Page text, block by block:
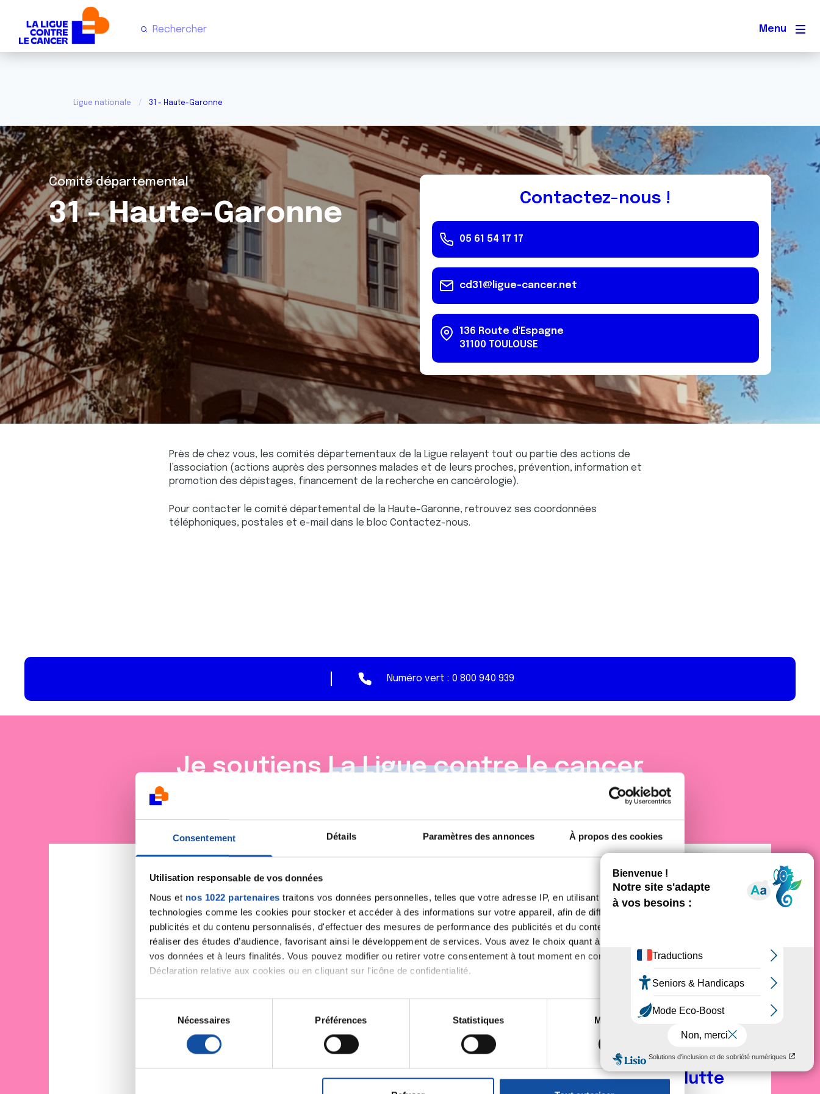
Consentement Détails Paramètres des annonces À propos des cookies
Utilisation responsable de vos données
Nous et nos 1022 partenaires traitons vos données personnelles, telles que votre adresse IP, en utilisant des
technologies comme les cookies pour stocker et accéder à des informations sur votre appareil, afin de diffuser des
publicités et du contenu personnalisés, d'effectuer des mesures de performance des publicités et du contenu, ainsi que de
réaliser des études d’audience, favorisant ainsi le développement de services. Vous avez le choix quant à l'utilisation de
vos données et à leurs finalités. Vous pouvez modifier ou retirer votre consentement à tout moment en consultant la
Déclaration relative aux cookies ou en cliquant sur l'icône de confidentialité.
Si vous le permettez, nous aimerions également :
Collecter des informations sur votre localisation géographique qui peuvent être précises à plusieurs mètres près
digitales).
Pour en savoir plus sur le traitement de vos données personnelles et définir vos préférences, reportez-vous à lasection «
. Vous pouvez modifier ou retirer votre consentement à tout moment à partir de la déclaration sur les cookies.
Nécessaires Préférences Statistiques Marketing
Menu
Ligue nationale 31 - Haute-Garonne
Comité départemental
31 - Haute-Garonne
Contactez-nous !
05 61 54 17 17
cd31@ligue-cancer.net
136 Route d'Espagne
31100 TOULOUSE
Près de chez vous, les comités départementaux de la Ligue relayent tout ou partie des actions de
l’association (actions auprès des personnes malades et de leurs proches, prévention, information et
promotion des dépistages, financement de la recherche en cancérologie).
Pour contacter le comité départemental de la Haute-Garonne, retrouvez ses coordonnées
téléphoniques, postales et e-mail dans le bloc Contactez-nous.
Numéro vert : 0 800 940 939
Je soutiensLa Ligue contre le cancer
Faites un don et devenez acteur de la lutte